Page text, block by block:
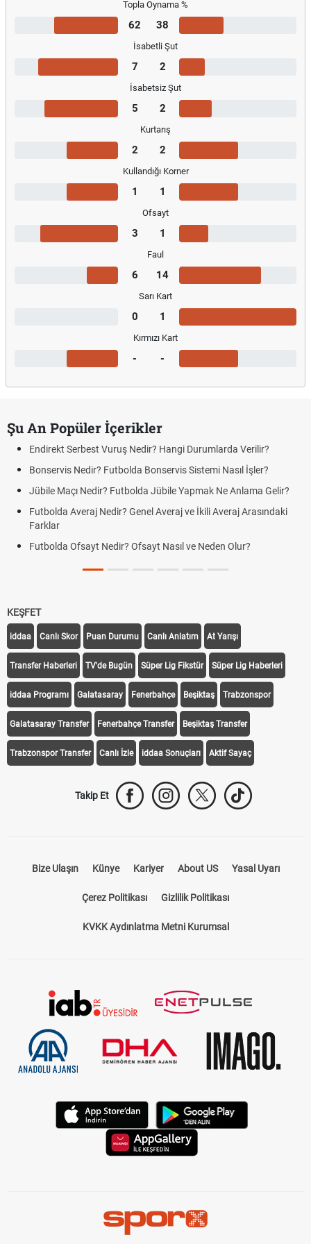
Topla Oynama %
62 38
İsabetli Şut
7 2
İsabetsiz Şut
5 2
Kurtarış
2 2
Kullandığı Korner
1 1
Ofsayt
3 1
Faul
6 14
Sarı Kart
0 1
Kırmızı Kart
- -
Şu An Popüler İçerikler
Endirekt Serbest Vuruş Nedir? Hangi Durumlarda Verilir?
Bonservis Nedir? Futbolda Bonservis Sistemi Nasıl İşler?
Jübile Maçı Nedir? Futbolda Jübile Yapmak Ne Anlama Gelir?
Futbolda Averaj Nedir? Genel Averaj ve İkili Averaj Arasındaki
Farklar
Futbolda Ofsayt Nedir? Ofsayt Nasıl ve Neden Olur?
KEŞFET
iddaa Canlı Skor Puan Durumu Canlı Anlatım At Yarışı
Transfer Haberleri TV'de Bugün Süper Lig Fikstür Süper Lig Haberleri
iddaa Programı Galatasaray Fenerbahçe Beşiktaş Trabzonspor
Galatasaray Transfer Fenerbahçe Transfer Beşiktaş Transfer
Trabzonspor Transfer Canlı İzle iddaa Sonuçları Aktif Sayaç
Takip Et
Bize Ulaşın Künye Kariyer About US Yasal Uyarı
Çerez Politikası Gizlilik Politikası
KVKK Aydınlatma Metni Kurumsal